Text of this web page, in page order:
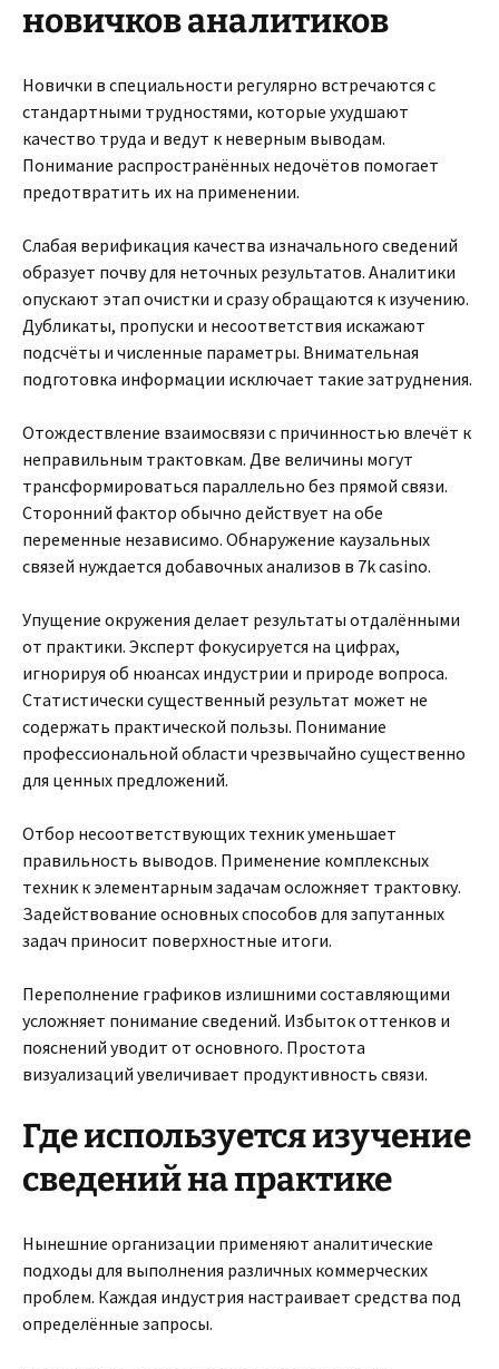
новичков аналитиков
Новички в специальности регулярно встречаются с
стандартными трудностями, которые ухудшают
качество труда и ведут к неверным выводам.
Понимание распространённых недочётов помогает
предотвратить их на применении.
Слабая верификация качества изначального сведений
образует почву для неточных результатов. Аналитики
опускают этап очистки и сразу обращаются к изучению.
Дубликаты, пропуски и несоответствия искажают
подсчёты и численные параметры. Внимательная
подготовка информации исключает такие затруднения.
Отождествление взаимосвязи с причинностью влечёт к
неправильным трактовкам. Две величины могут
трансформироваться параллельно без прямой связи.
Сторонний фактор обычно действует на обе
переменные независимо. Обнаружение каузальных
связей нуждается добавочных анализов в 7k casino.
Упущение окружения делает результаты отдалёнными
от практики. Эксперт фокусируется на цифрах,
игнорируя об нюансах индустрии и природе вопроса.
Статистически существенный результат может не
содержать практической пользы. Понимание
профессиональной области чрезвычайно существенно
для ценных предложений.
Отбор несоответствующих техник уменьшает
правильность выводов. Применение комплексных
техник к элементарным задачам осложняет трактовку.
Задействование основных способов для запутанных
задач приносит поверхностные итоги.
Переполнение графиков излишними составляющими
усложняет понимание сведений. Избыток оттенков и
пояснений уводит от основного. Простота
визуализаций увеличивает продуктивность связи.
Где используется изучение
сведений на практике
Нынешние организации применяют аналитические
подходы для выполнения различных коммерческих
проблем. Каждая индустрия настраивает средства под
определённые запросы.